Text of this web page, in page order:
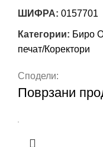
ШИФРА: 0157701
Категории: Биро
печат/Коректори
Сподели:
Поврзани